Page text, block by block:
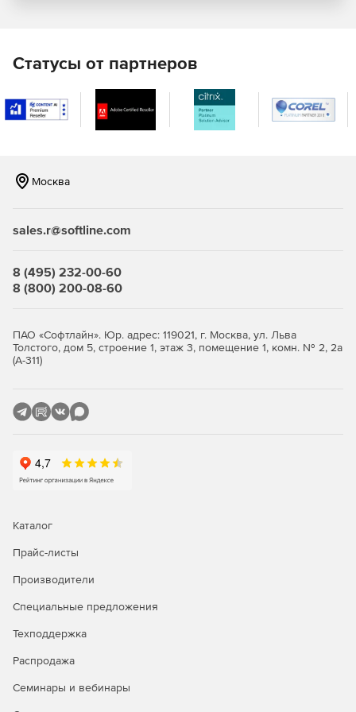
Образ виртуальной машины (программный продукт) на 5,
10, 15, 20, 25, 30, 40, 50, 60, 70, 80, 90, 100, 125, 150, 200,
250, 300, 350, 400, 500 и более 500 лицензий.
сетевой экран (Packet Filter) защищает шлюз и
интернет на пользователей, обеспечивает доступ к
система обнаружения и предотвращения вторжений
(IDS/IPS) распознает источники атак и атакуемые
популярным IP-адресам. Веб-прокси: Domains (по
посещенным доменам), URLs (по посещенным URL),
генерировавшим запросы на прокси). Утилиты
RRDtool: отчет по состоянию интернет-канала, по
трассировщика соединений сетевого экрана.
Мониторинг загрузки сетевых интерфейсов в
Системный журнал и syslog-ng);
управление пропускной способностью интернет-
пользователя, резервирование выделенной полосы
интернет-канала поровну между пользователями
Статусы от партнеров
Москва
sales.r@softline.com
8 (495) 232-00-60
8 (800) 200-08-60
ПАО «Софтлайн». Юр. адрес: 119021, г. Москва, ул. Льва
Толстого, дом 5, строение 1, этаж 3, помещение 1, комн. № 2, 2а
(А-311)
Каталог
Прайс-листы
Производители
Специальные предложения
Техподдержка
Распродажа
Семинары и вебинары